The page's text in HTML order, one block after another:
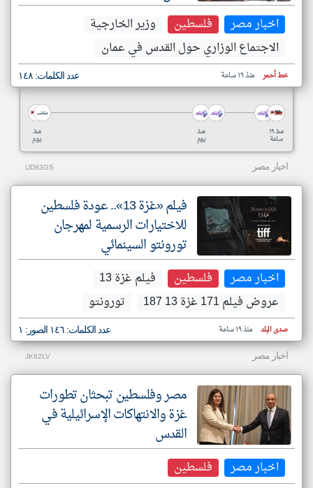
اخبار مصر فلسطين
وزير الخارجية
الاجتماع الوزاري حول القدس في عمان
خط أحمر منذ ١٩ ساعة عدد الكلمات: ١٤٨
منذ
يوم
منذ
يوم
منذ ١٩
ساعة
اخبار مصر UD83GS
فيلم «غزة 13».. عودة فلسطين
للاختيارات الرسمية لمهرجان
تورونتو السينمائي
اخبار مصر فلسطين
فيلم غزة 13
عروض فيلم 171 غزة 13 187
تورونتو
صدى البلد منذ ١٩ ساعة عدد الكلمات: ١٤٦ الصور: ١
اخبار مصر JK62LV
مصر وفلسطين تبحثان تطورات
غزة والانتهاكات الإسرائيلية في
القدس
اخبار مصر فلسطين